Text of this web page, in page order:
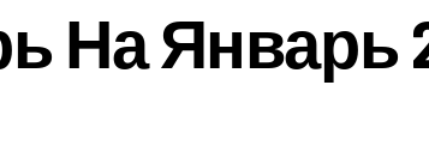
На Январь